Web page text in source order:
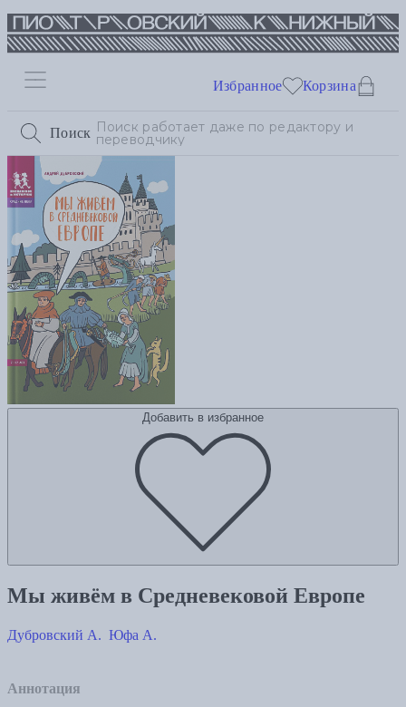
Поиск
Избранное Корзина
Добавить в избранное
Мы живём в Средневековой Европе
Дубровский А. Юфа А.
Аннотация